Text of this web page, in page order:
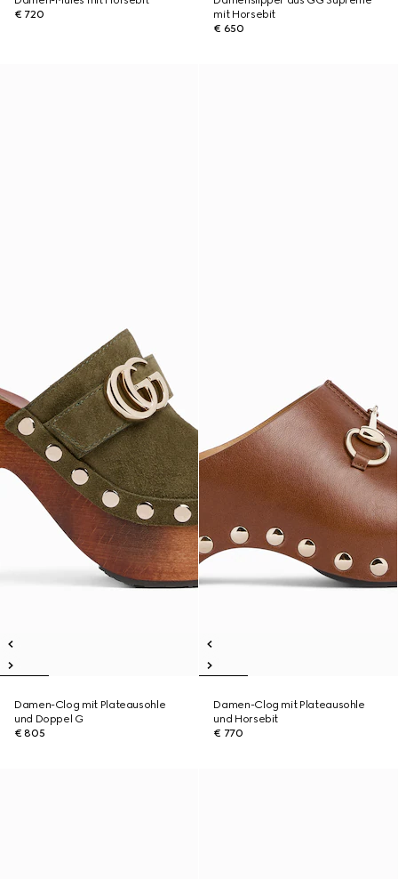
€ 720
mit Horsebit
€ 650
Damen-Clog mit Plateausohle
und Doppel G
€ 805
Damen-Clog mit Plateausohle
und Horsebit
€ 770